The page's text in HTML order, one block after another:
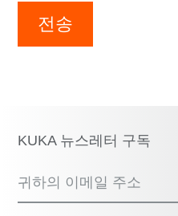
전송
KUKA 뉴스레터 구독
귀하의 이메일 주소